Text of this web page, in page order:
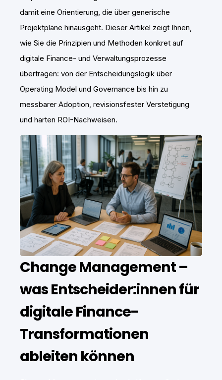
damit eine Orientierung, die über generische
Projektpläne hinausgeht. Dieser Artikel zeigt Ihnen,
wie Sie die Prinzipien und Methoden konkret auf
digitale Finance- und Verwaltungsprozesse
übertragen: von der Entscheidungslogik über
Operating Model und Governance bis hin zu
messbarer Adoption, revisionsfester Verstetigung
und harten ROI-Nachweisen.
Change Management –
was Entscheider:innen für
digitale Finance-
Transformationen
ableiten können